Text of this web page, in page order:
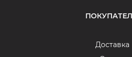
Доставка